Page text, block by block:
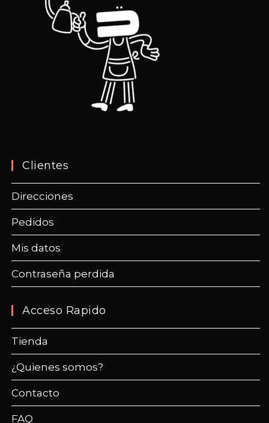
Clientes
Direcciones
Pedidos
Mis datos
Contraseña perdida
Acceso Rapido
Tienda
¿Quienes somos?
Contacto
FAQ